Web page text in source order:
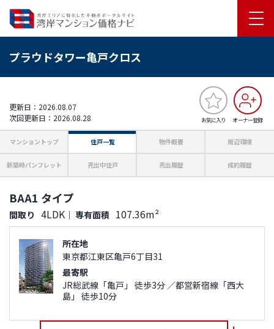
プラウドタワー亀戸クロス
お気に入り オーナー登録
更新日：2026.08.07
次回更新日：2026.08.28
マンショントップ 住戸一覧 物件概要 周辺環境
新築時パンフレット 売出中住戸 売出履歴 成約履歴
BAA1 タイプ
間取り 4LDK ｜ 専有面積 107.36m²
所在地
東京都江東区亀戸6丁目31
最寄駅
JR総武線「亀戸」 徒歩3分 ／都営新宿線「西大
島」 徒歩10分